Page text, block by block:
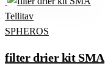
Tellitav
SPHEROS
filter drier kit SMA